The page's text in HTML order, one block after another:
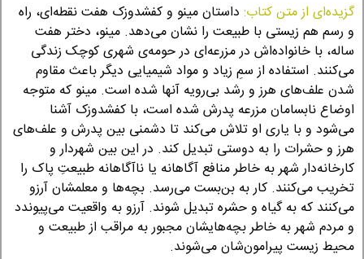
گزیده‌ای از متن کتاب: داستان مینو و کفشدوزک هفت نقطه‌ای، راه
و رسم هم زیستی با طبیعت را نشان می‌دهد. مینو، دختر هفت
ساله‌‌، با خانواده‌اش در مزرعه‌ای در حومه‌ی شهری کوچک زندگی
می‌کنند. استفاده از سمِ زیاد و مواد شیمیایی دیگر باعث مقاوم
شدن علف‌های هرز و رشد بی‌رویه آنها شده است. مینو که متوجه
اوضاع نابسامان مزرعه پدرش شده است، با کفشدوزک آشنا
می‌شود و با یاری او تلاش می‌کند تا دشمنی بین پدرش و علف‌های
هرز و حشرات را به دوستی تبدیل کند. در این بین شهردار و
کارخانه‌دار شهر به خاطر منافع آگاهانه یا ناآگاهانه طبیعت‌ِ پاک را
تخریب می‌کنند. کار به بن‌بست می‌رسد. بچه‌ها و معلمشان آرزو
می‌کنند که به گیاه و حشره تبدیل شوند. آرزو به واقعیت می‌پیوندد
و مردم شهر به خاطر بچه‌هایشان مجبور به مراقب از طبیعت و
محیط زیست پیرامون‌شان می‌شوند.